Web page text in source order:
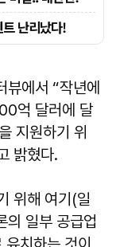
에서 “작년에
억 달러에 달
지원하기 위
밝혔다.
위해 여기(일
의 일부 공급업